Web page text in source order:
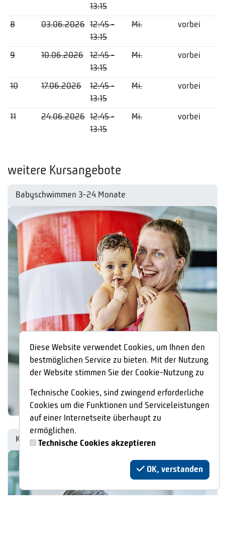
13:15
8
03.06.2026 12:45 -
13:15
Mi. vorbei
9 10.06.2026
12:45 -
13:15
Mi. vorbei
10 17.06.2026
12:45 -
13:15
Mi. vorbei
11 24.06.2026 12:45 -
13:15
Mi. vorbei
weitere Kursangebote
Babyschwimmen 3-24 Monate
Kleinkindschwimmen ab 2 Jahre
Diese Website verwendet Cookies, um Ihnen den
bestmöglichen Service zu bieten. Mit der Nutzung
der Website stimmen Sie der Cookie-Nutzung zu
Technische Cookies, sind zwingend erforderliche
Cookies um die Funktionen und Serviceleistungen
auf einer Internetseite überhaupt zu
ermöglichen.
Technische Cookies akzeptieren
OK, verstanden